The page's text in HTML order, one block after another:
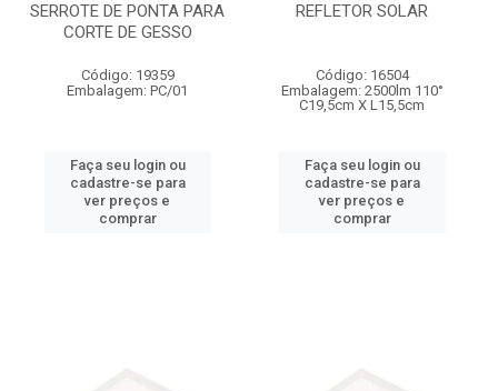
SERROTE DE PONTA PARA
CORTE DE GESSO
Código: 19359
Embalagem: PC/01
Faça seu login ou
cadastre-se para
ver preços e
comprar
REFLETOR SOLAR
Código: 16504
Embalagem: 2500lm 110°
C19,5cm X L15,5cm
Faça seu login ou
cadastre-se para
ver preços e
comprar